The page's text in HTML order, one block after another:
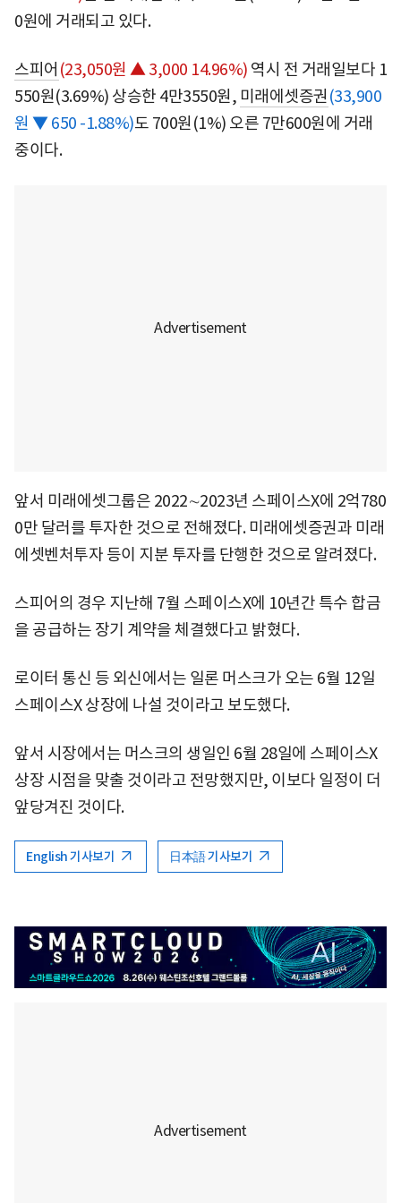
0원에 거래되고 있다.
스피어 (23,050원 ▲ 3,000 14.96%) 역시 전 거래일보다 1
550원(3.69%) 상승한 4만3550원, 미래에셋증권 (33,900
원 ▼ 650 -1.88%)도 700원(1%) 오른 7만600원에 거래
중이다.
앞서 미래에셋그룹은 2022∼2023년 스페이스X에 2억780
0만 달러를 투자한 것으로 전해졌다. 미래에셋증권과 미래
에셋벤처투자 등이 지분 투자를 단행한 것으로 알려졌다.
스피어의 경우 지난해 7월 스페이스X에 10년간 특수 합금
을 공급하는 장기 계약을 체결했다고 밝혔다.
로이터 통신 등 외신에서는 일론 머스크가 오는 6월 12일
스페이스X 상장에 나설 것이라고 보도했다.
앞서 시장에서는 머스크의 생일인 6월 28일에 스페이스X
상장 시점을 맞출 것이라고 전망했지만, 이보다 일정이 더
앞당겨진 것이다.
English 기사보기 日本語 기사보기